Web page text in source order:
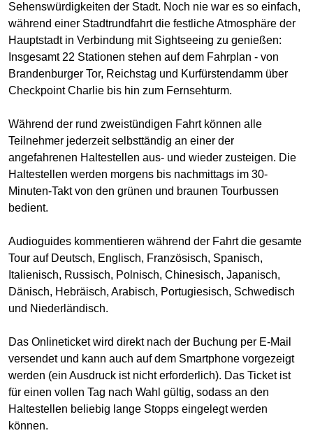
Sehenswürdigkeiten der Stadt. Noch nie war es so einfach,
während einer Stadtrundfahrt die festliche Atmosphäre der
Hauptstadt in Verbindung mit Sightseeing zu genießen:
Insgesamt 22 Stationen stehen auf dem Fahrplan - von
Brandenburger Tor, Reichstag und Kurfürstendamm über
Checkpoint Charlie bis hin zum Fernsehturm.
Während der rund zweistündigen Fahrt können alle
Teilnehmer jederzeit selbsttändig an einer der
angefahrenen Haltestellen aus- und wieder zusteigen. Die
Haltestellen werden morgens bis nachmittags im 30-
Minuten-Takt von den grünen und braunen Tourbussen
bedient.
Audioguides kommentieren während der Fahrt die gesamte
Tour auf Deutsch, Englisch, Französisch, Spanisch,
Italienisch, Russisch, Polnisch, Chinesisch, Japanisch,
Dänisch, Hebräisch, Arabisch, Portugiesisch, Schwedisch
und Niederländisch.
Das Onlineticket wird direkt nach der Buchung per E-Mail
versendet und kann auch auf dem Smartphone vorgezeigt
werden (ein Ausdruck ist nicht erforderlich). Das Ticket ist
für einen vollen Tag nach Wahl gültig, sodass an den
Haltestellen beliebig lange Stopps eingelegt werden
können.